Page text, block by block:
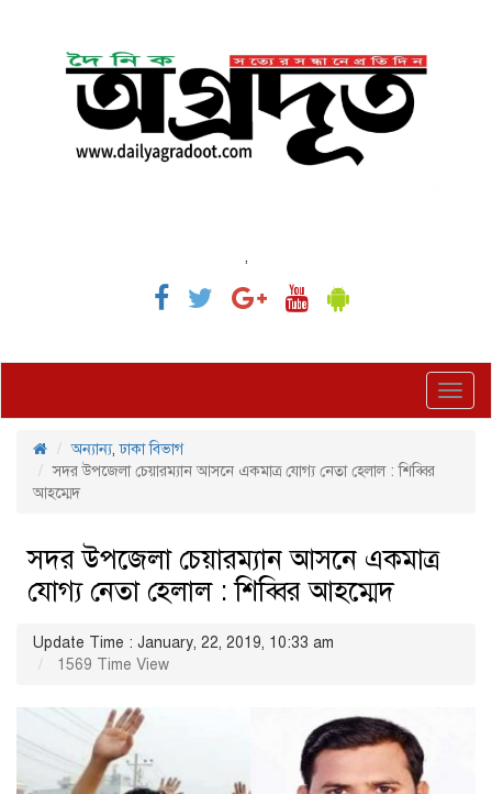
,
অন্যান্য,ঢাকা বিভাগ
সদর উপজেলা চেয়ারম্যান আসনে একমাত্র যোগ্য নেতা হেলাল : শিব্বির
আহম্মেদ
সদর উপজেলা চেয়ারম্যান আসনে একমাত্র
যোগ্য নেতা হেলাল : শিব্বির আহম্মেদ
Update Time : January, 22, 2019, 10:33 am
1569 Time View